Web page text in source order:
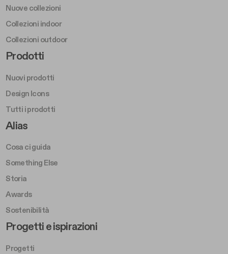
Nuove collezioni
Collezioni indoor
Collezioni outdoor
Footer Right Middle A
Prodotti
Nuovi prodotti
Design Icons
Tutti i prodotti
Footer Right A
Alias
Cosa ci guida
Something Else
Storia
Awards
Sostenibilità
Footer Left Middle B
Progetti e ispirazioni
Progetti